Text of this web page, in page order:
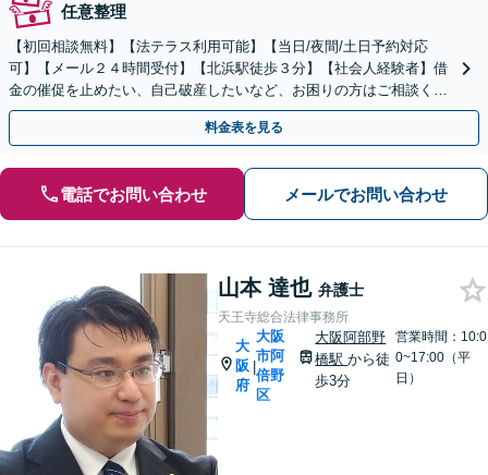
任意整理
【初回相談無料】【法テラス利用可能】【当日/夜間/土日予約対応
可】【メール２４時間受付】【北浜駅徒歩３分】【社会人経験者】借
金の催促を止めたい、自己破産したいなど、お困りの方はご相談くだ
さい。親身になってサポートいたします。
料金表を見る
電話でお問い合わせ メールでお問い合わせ
山本 達也 弁護士
天王寺総合法律事務所
大
阪
府
|
大阪
市阿
倍野
区
大阪阿部野
橋駅から徒
歩3分
営業時間：10:0
0~17:00（平
日）